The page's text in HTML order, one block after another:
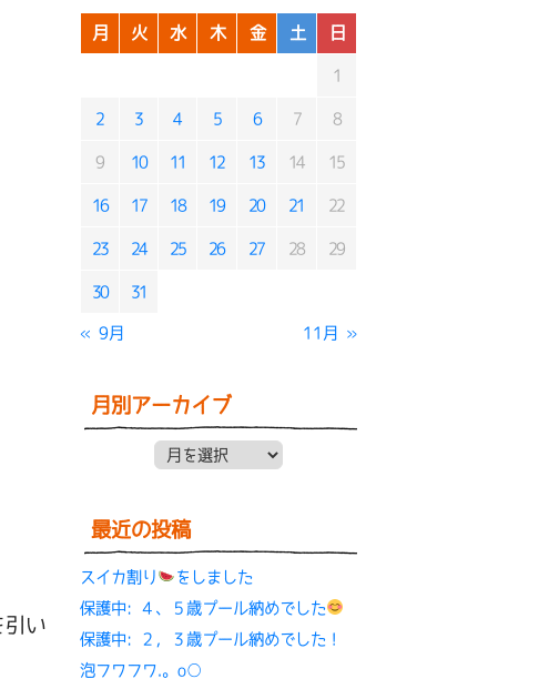
月 火 水 木 金 土 日
1
2 3 4 5 6 7 8
9 10 11 12 13 14 15
16 17 18 19 20 21 22
23 24 25 26 27 28 29
30 31
« 9月 11月 »
月別アーカイブ
月別アーカイブ
最近の投稿
スイカ割り
をしました
保護中: ４、５歳プール納めでした
保護中: ２，３歳プール納めでした！
泡フワフワ.。o○
引い